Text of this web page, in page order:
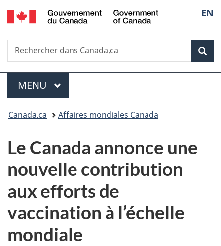
Passer
au
principal
Passer
à
Au
du
Passer
à
version
simplifiée
de
la
EN
Recherche
Rechercher
dans
Menu
MENU PRINCIPAL
Vous
ici :
Canada.ca Affaires mondiales Canada
Le Canada annonce une
nouvelle contribution
aux efforts de
vaccination à l’échelle
mondiale